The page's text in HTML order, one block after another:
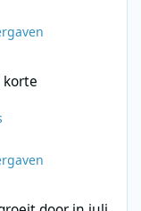
korte